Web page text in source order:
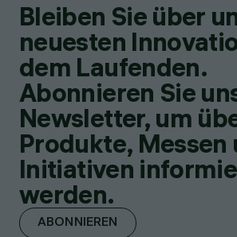
Bleiben Sie über
neuesten
dem Laufenden.
Abonnieren Sie
Newsletter, um
Produkte, Messen
Initiativen
werden.
ABONNIEREN